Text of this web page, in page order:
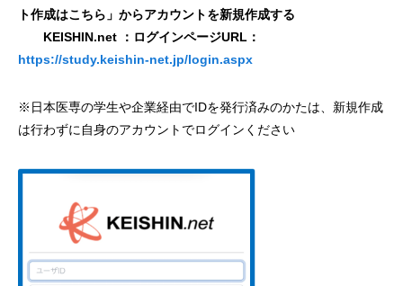
ト作成はこちら」からアカウントを新規作成する
KEISHIN.net ：ログインページURL：
https://study.keishin-net.jp/login.aspx
※日本医専の学生や企業経由でIDを発行済みのかたは、新規作成
は行わずに自身のアカウントでログインください